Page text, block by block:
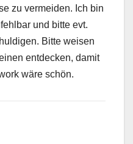
zu vermeiden. Ich bin
und bitte evt.
Bitte weisen
entdecken, damit
wäre schön.